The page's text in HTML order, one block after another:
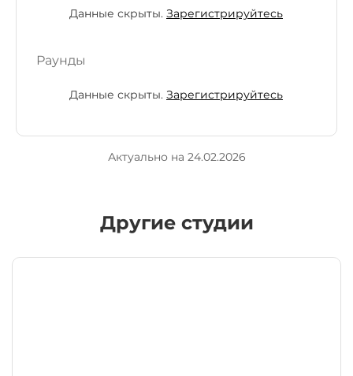
Данные скрыты. Зарегистрируйтесь
Раунды
Данные скрыты. Зарегистрируйтесь
Актуально на 24.02.2026
Другие студии